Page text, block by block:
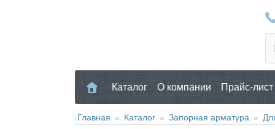
Каталог О компании Прайс-лист
Главная » Каталог » Запорная арматура »